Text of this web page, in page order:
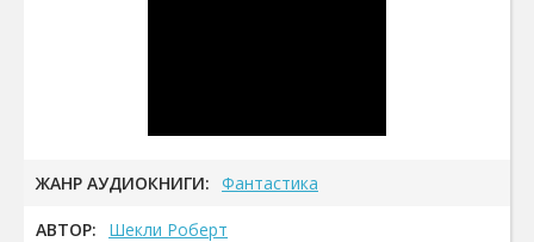
ЖАНР АУДИОКНИГИ: Фантастика
АВТОР: Шекли Роберт